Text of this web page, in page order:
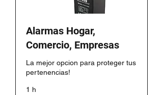
Alarmas Hogar,
Comercio, Empresas
La mejor opcion para proteger tus
pertenencias!
1 h